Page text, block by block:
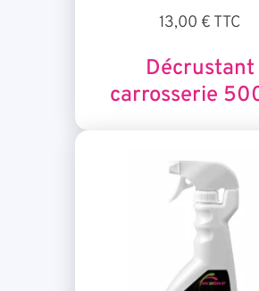
Décrustant
carrosserie
13,00 € TTC